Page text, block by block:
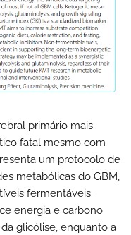
primário mais
fatal mesmo com
um protocolo de
metabólicas do GBM,
fermentáveis:
energia e carbono
glicólise, enquanto a